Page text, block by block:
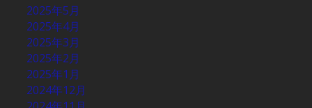
2025年5月
2025年4月
2025年3月
2025年2月
2025年1月
2024年12月